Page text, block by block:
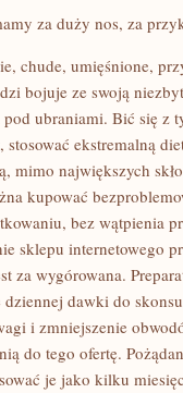
za duży nos, za
chude, umięśnione,
bojuje ze swoją
ubraniami. Bić się z
ekstremalną
mimo największych
kupować
bez wątpienia
sklepu internetowego
za wygórowana.
dawki do
i zmniejszenie
do tego ofertę.
je jako kilku